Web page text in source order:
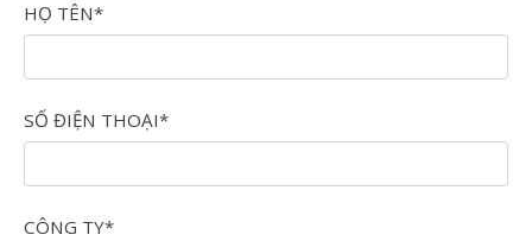
HỌ TÊN*
SỐ ĐIỆN THOẠI*
CÔNG TY*